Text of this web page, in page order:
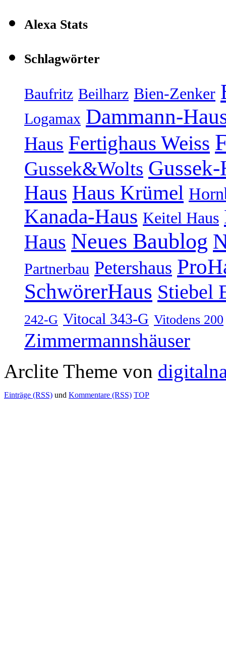
Alexa Stats
Schlagwörter
Baufritz Beilharz Bien-Zenker
Logamax Dammann-
Haus Fertighaus Weiss
Gussek&Wolts Gussek-
Haus Haus Krümel
Kanada-Haus Keitel Haus
Haus Neues Baublog
Partnerbau Petershaus
SchwörerHaus Stiebel
242-G Vitocal 343-G Vitodens 200
Zimmermannshäuser
Arclite Theme von
Einträge (RSS) und Kommentare (RSS) TOP